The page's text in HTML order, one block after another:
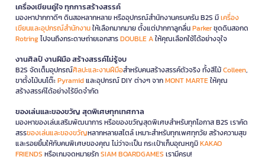
เครื่องเขียนคู่ใจ ทุกการสร้างสรรค์
มองหาปากกาดีๆ ดินสอหลากหลาย หรืออุปกรณ์สำนักงานครบครัน B2S มีเครื่อง
เขียนและอุปกรณ์สำนักงานให้เลือกมากมาย ตั้งแต่ปากกาลูกลื่นParkerชุดดินสอกด
Rotringไปจนถึงกระดาษถ่ายเอกสารDOUBLE Aให้คุณเลือกใช้ได้อย่างจุใจ
งานศิลป์ งานฝีมือ สร้างสรรค์ไม่รู้จบ
B2S จัดเต็มอุปกรณ์ศิลปะและงานฝีมือสำหรับคนสร้างสรรค์ตัวจริง ทั้งสีไม้Colleen,
ขาตั้งไม้บนโต๊ะPyramidและอุปกรณ์ DIY ต่างๆ จากMONT MARTEให้คุณ
สร้างสรรค์ได้อย่างไร้ขีดจำกัด
ของเล่นและของขวัญ สุดพิเศษทุกเทศกาล
มองหาของเล่นเสริมพัฒนาการ หรือของขวัญสุดพิเศษสำหรับทุกโอกาส B2S เราคัด
สรรของเล่นและของขวัญหลากหลายสไตล์ เหมาะสำหรับทุกเพศทุกวัย สร้างความสุข
และรอยยิ้มให้กับคนพิเศษของคุณ ไม่ว่าจะเป็น กระเป๋าเก็บอุณหภูมิKAKAO
FRIENDS หรือเกมจดหมายรักSIAM BOARDGAMES เรามีครบ!